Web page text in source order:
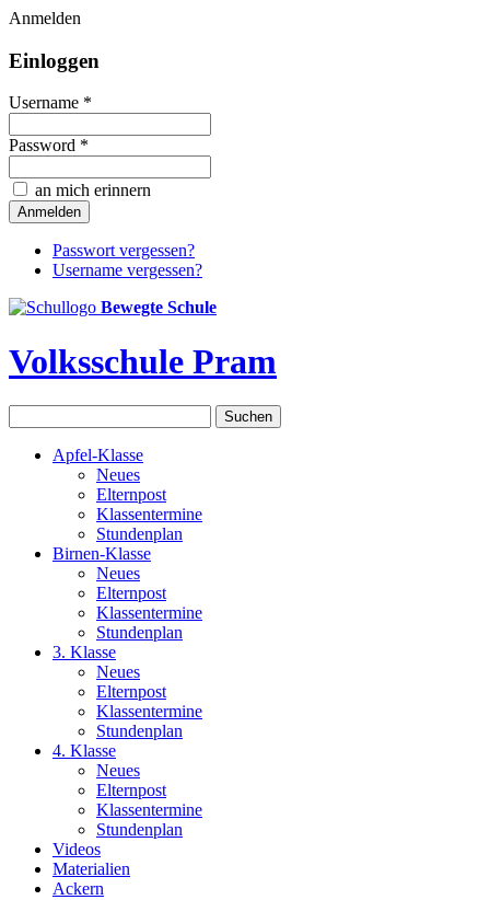
Anmelden
Einloggen
Username *
Password *
an mich erinnern
Passwort vergessen?
Username vergessen?
Bewegte Schule
Volksschule Pram
Apfel-Klasse
Neues
Elternpost
Klassentermine
Stundenplan
Birnen-Klasse
Neues
Elternpost
Klassentermine
Stundenplan
3. Klasse
Neues
Elternpost
Klassentermine
Stundenplan
4. Klasse
Neues
Elternpost
Klassentermine
Stundenplan
Videos
Materialien
Ackern